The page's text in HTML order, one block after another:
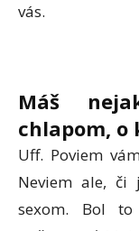
vás.
Máš
chlapom, o
Uff. Poviem
Neviem ale, či
sexom. Bol